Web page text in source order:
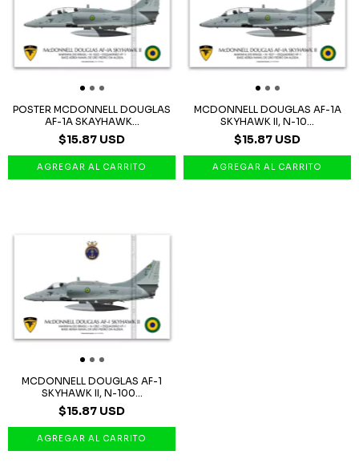
POSTER MCDONNELL DOUGLAS
AF-1A SKAYHAWK...
$15.87 USD
MCDONNELL DOUGLAS AF-1A
SKYHAWK II, N-10...
$15.87 USD
MCDONNELL DOUGLAS AF-1
SKYHAWK II, N-100...
$15.87 USD